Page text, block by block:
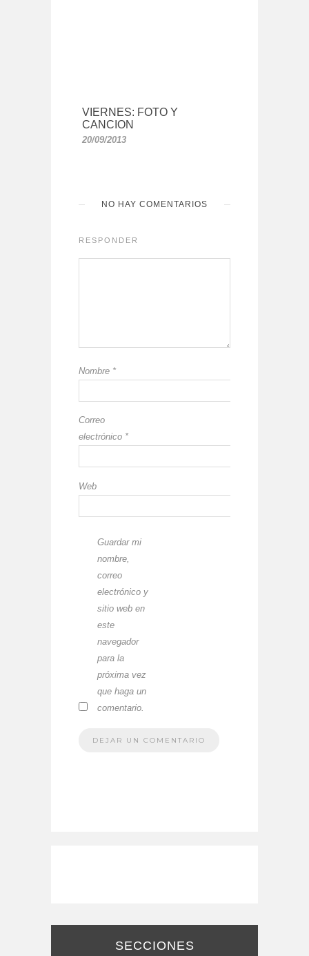
VIERNES: FOTO Y
CANCION
20/09/2013
NO HAY COMENTARIOS
RESPONDER
Nombre *
Correo
electrónico *
Web
Guardar mi
nombre,
correo
electrónico y
sitio web en
este
navegador
para la
próxima vez
que haga un
comentario.
SECCIONES